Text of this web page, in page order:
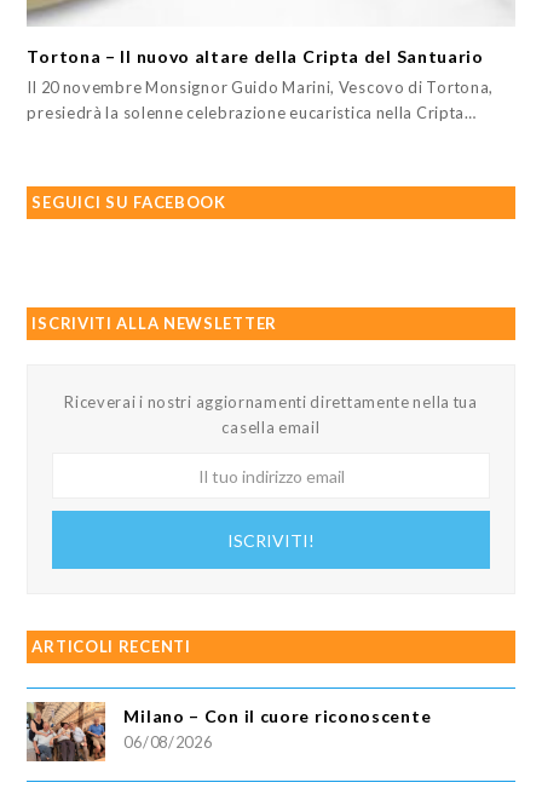
Tortona – Il nuovo altare della Cripta del Santuario
Il 20 novembre Monsignor Guido Marini, Vescovo di Tortona,
presiedrà la solenne celebrazione eucaristica nella Cripta…
SEGUICI SU FACEBOOK
ISCRIVITI ALLA NEWSLETTER
Riceverai i nostri aggiornamenti direttamente nella tua
casella email
ISCRIVITI!
ARTICOLI RECENTI
Milano – Con il cuore riconoscente
06/08/2026